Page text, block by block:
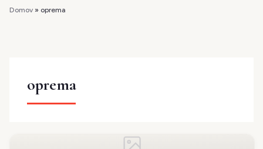
Domov » oprema
oprema